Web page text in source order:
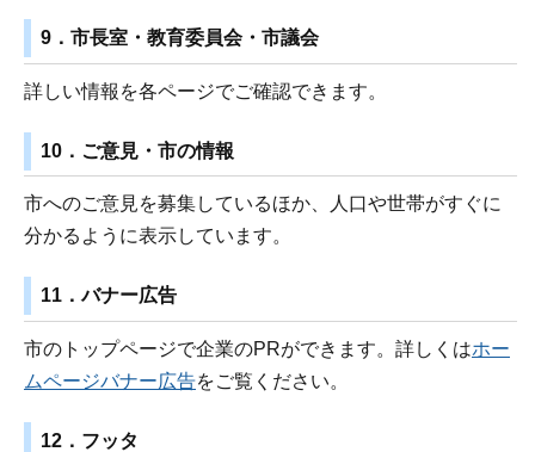
9．市長室・教育委員会・市議会
詳しい情報を各ページでご確認できます。
10．ご意見・市の情報
市へのご意見を募集しているほか、人口や世帯がすぐに
分かるように表示しています。
11．バナー広告
市のトップページで企業のPRができます。詳しくはホー
ムページバナー広告をご覧ください。
12．フッタ